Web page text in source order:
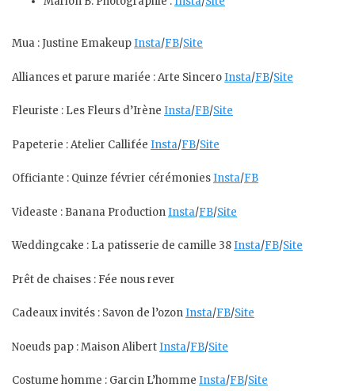
Mua : Justine EmakeupInsta/FB/Site
Alliances et parure mariée : Arte SinceroInsta/FB/Site
Fleuriste : Les Fleurs d’Irène Insta/FB/Site
Papeterie : Atelier Callifée Insta/FB/Site
Officiante : Quinze février cérémoniesInsta/FB
Videaste : Banana ProductionInsta/FB/Site
Weddingcake : La patisserie de camille 38Insta/FB/Site
Prêt de chaises : Fée nous rever
Cadeaux invités : Savon de l’ozonInsta/FB/Site
Noeuds pap : Maison AlibertInsta/FB/Site
Costume homme : Garcin L’homme Insta/FB/Site